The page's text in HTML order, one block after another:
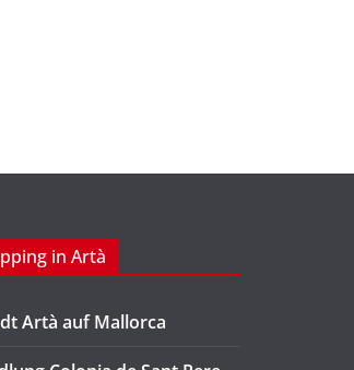
in Artà
Artà auf Mallorca